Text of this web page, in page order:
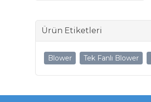
Ürün Etiketleri
Blower Tek Fanlı Blower